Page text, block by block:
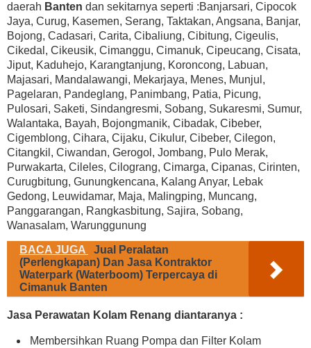
daerah Banten dan sekitarnya seperti :Banjarsari, Cipocok
Jaya, Curug, Kasemen, Serang, Taktakan, Angsana, Banjar,
Bojong, Cadasari, Carita, Cibaliung, Cibitung, Cigeulis,
Cikedal, Cikeusik, Cimanggu, Cimanuk, Cipeucang, Cisata,
Jiput, Kaduhejo, Karangtanjung, Koroncong, Labuan,
Majasari, Mandalawangi, Mekarjaya, Menes, Munjul,
Pagelaran, Pandeglang, Panimbang, Patia, Picung,
Pulosari, Saketi, Sindangresmi, Sobang, Sukaresmi, Sumur,
Walantaka, Bayah, Bojongmanik, Cibadak, Cibeber,
Cigemblong, Cihara, Cijaku, Cikulur, Cibeber, Cilegon,
Citangkil, Ciwandan, Gerogol, Jombang, Pulo Merak,
Purwakarta, Cileles, Cilograng, Cimarga, Cipanas, Cirinten,
Curugbitung, Gunungkencana, Kalang Anyar, Lebak
Gedong, Leuwidamar, Maja, Malingping, Muncang,
Panggarangan, Rangkasbitung, Sajira, Sobang,
Wanasalam, Warunggunung
BACA JUGA
Jual Peralatan
(Perlengkapan) Dan Jasa Kontraktor
Waterpark (Waterboom) Terpercaya di
Cimanuk Banten
Jasa Perawatan Kolam Renang diantaranya :
Membersihkan Ruang Pompa dan Filter Kolam